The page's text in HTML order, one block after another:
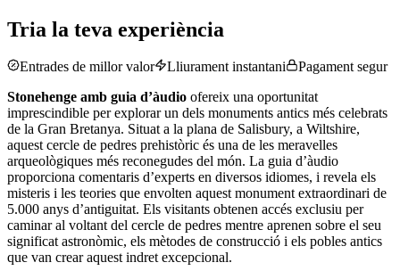
Tria la teva experiència
Entrades de millor valor Lliurament instantani
Pagament segur
Stonehenge amb guia d’àudio ofereix una oportunitat
imprescindible per explorar un dels monuments antics més celebrats
de la Gran Bretanya. Situat a la plana de Salisbury, a Wiltshire,
aquest cercle de pedres prehistòric és una de les meravelles
arqueològiques més reconegudes del món. La guia d’àudio
proporciona comentaris d’experts en diversos idiomes, i revela els
misteris i les teories que envolten aquest monument extraordinari de
5.000 anys d’antiguitat. Els visitants obtenen accés exclusiu per
caminar al voltant del cercle de pedres mentre aprenen sobre el seu
significat astronòmic, els mètodes de construcció i els pobles antics
que van crear aquest indret excepcional.